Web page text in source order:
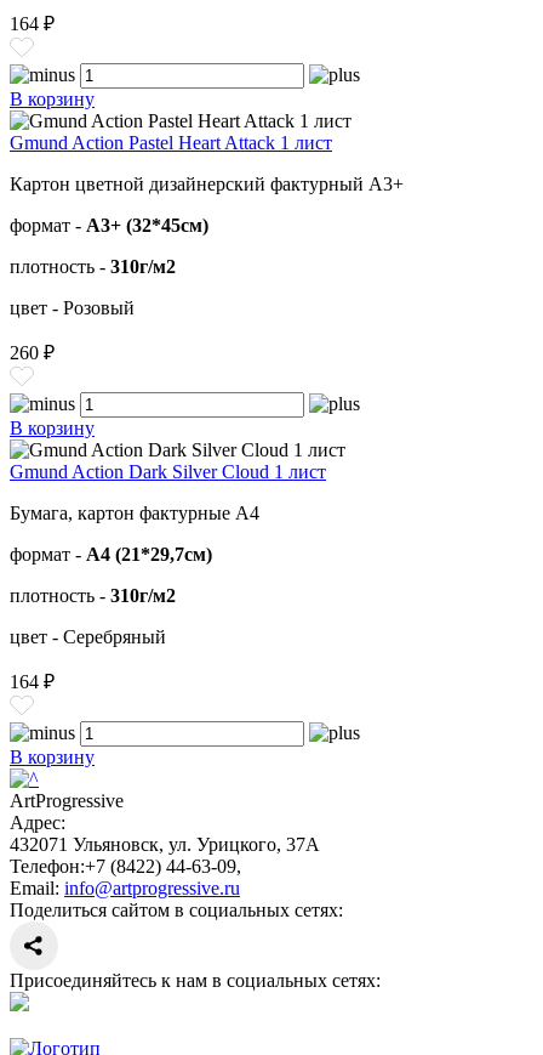
164 ₽
В корзину
Gmund Action Pastel Heart Attack 1 лист
Картон цветной дизайнерский фактурный А3+
формат - А3+ (32*45см)
плотность - 310г/м2
цвет - Розовый
260 ₽
В корзину
Gmund Action Dark Silver Cloud 1 лист
Бумага, картон фактурные А4
формат - А4 (21*29,7см)
плотность - 310г/м2
цвет - Серебряный
164 ₽
В корзину
ArtProgressive
Адрес:
432071 Ульяновск, ул. Урицкого, 37А
Телефон:+7 (8422) 44-63-09,
Email: info@artprogressive.ru
Поделиться сайтом в социальных сетях:
Присоединяйтесь к нам в социальных сетях: